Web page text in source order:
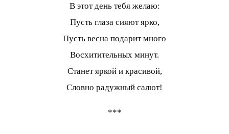
В этот день тебя желаю:
Пусть глаза сияют ярко,
Пусть весна подарит много
Восхитительных минут.
Станет яркой и красивой,
Словно радужный салют!
***